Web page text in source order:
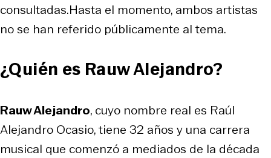
consultadas.Hasta el momento, ambos artistas
no se han referido públicamente al tema.
¿Quién es Rauw Alejandro?
Rauw Alejandro, cuyo nombre real es Raúl
Alejandro Ocasio, tiene 32 años y una carrera
musical que comenzó a mediados de la década